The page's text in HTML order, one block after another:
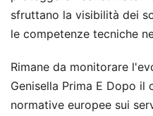
sfruttano la visibilità dei
le competenze tecniche
Rimane da monitorare
Genisella Prima E Dopo il
normative europee sui